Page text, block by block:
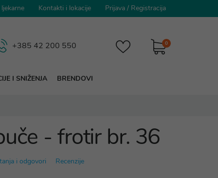
Kontakti i lokacije Prijava / Registracija
0
+385 42 200 550
I SNIŽENJA BRENDOVI
- frotir br. 36
i odgovori Recenzije